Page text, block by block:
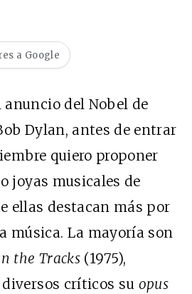
a Google
del Nobel de
Dylan, antes de entrar
quiero proponer
joyas musicales de
ellas destacan más por
música. La mayoría son
the Tracks(1975),
críticos su opus